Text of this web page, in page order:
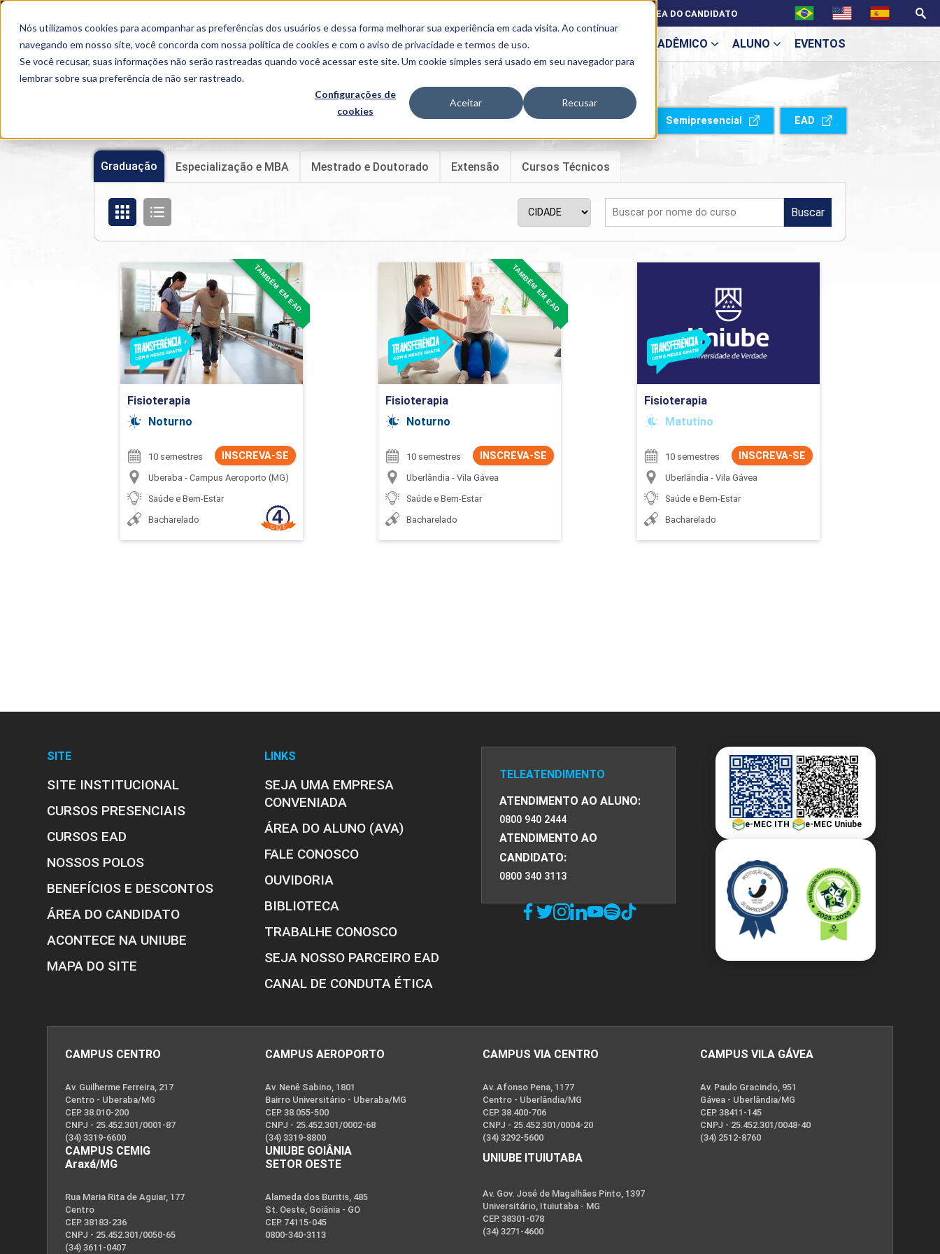
Nós utilizamos cookies para acompanhar as preferências dos usuários e dessa forma melhorar sua experiência em cada visita. Ao continuar
navegando em nosso site, você concorda com nossa política de cookies e com o aviso deprivacidade e termos de uso.
Se você recusar, suas informações não serão rastreadas quando você acessar este site. Um cookie simples será usado em seu navegador para
lembrar sobre sua preferência de não ser rastreado.
Configurações de
cookies
Aceitar Recusar
SEMIPRESENCIAL PRESENCIAL EAD BENEFÍCIOS ACADÊMICO
Acadêmicos
PROEST
PAE
Programas de
Pesquisa e
MPHU
ALUNO EVENTOS
ÁREA DO CANDIDATO
Semipresencial EAD
Graduação Especialização e MBA Mestrado e Doutorado Extensão Cursos Técnicos
Buscar
Fisioterapia
Noturno
TAMBÉM EM EAD
INSCREVA-SE
10 semestres
Uberaba - Campus Aeroporto (MG)
Saúde e Bem-Estar
Bacharelado
Fisioterapia
Detalhes do curso
Ir para Inscrição
Fisioterapia
Noturno
TAMBÉM EM EAD
INSCREVA-SE
10 semestres
Uberlândia - Vila Gávea
Saúde e Bem-Estar
Bacharelado
Fisioterapia
Detalhes do curso
Ir para Inscrição
Fisioterapia
Matutino
INSCREVA-SE
10 semestres
Uberlândia - Vila Gávea
Saúde e Bem-Estar
Bacharelado
Detalhes do curso
Ir para Inscrição
SITE
SITE INSTITUCIONAL
CURSOS PRESENCIAIS
CURSOS EAD
NOSSOS POLOS
BENEFÍCIOS E DESCONTOS
ÁREA DO CANDIDATO
ACONTECE NA UNIUBE
MAPA DO SITE
LINKS
SEJA UMA EMPRESA
CONVENIADA
ÁREA DO ALUNO (AVA)
FALE CONOSCO
OUVIDORIA
BIBLIOTECA
TRABALHE CONOSCO
SEJA NOSSO PARCEIRO EAD
CANAL DE CONDUTA ÉTICA
TELEATENDIMENTO
ATENDIMENTO AO ALUNO:
0800 940 2444
ATENDIMENTO AO
CANDIDATO:
0800 340 3113
e-MEC ITH e-MEC Uniube
CAMPUS CENTRO
Av. Guilherme Ferreira, 217
Centro - Uberaba/MG
CEP. 38.010-200
CNPJ - 25.452.301/0001-87
(34) 3319-6600
CAMPUS CEMIG
Araxá/MG
Rua Maria Rita de Aguiar, 177
Centro
CEP. 38183-236
CNPJ - 25.452.301/0050-65
(34) 3611-0407
CAMPUS AEROPORTO
Av. Nenê Sabino, 1801
Bairro Universitário - Uberaba/MG
CEP. 38.055-500
CNPJ - 25.452.301/0002-68
(34) 3319-8800
UNIUBE GOIÂNIA
SETOR OESTE
Alameda dos Buritis, 485
St. Oeste, Goiânia - GO
CEP. 74115-045
0800-340-3113
CAMPUS VIA CENTRO
Av. Afonso Pena, 1177
Centro - Uberlândia/MG
CEP. 38.400-706
CNPJ - 25.452.301/0004-20
(34) 3292-5600
UNIUBE ITUIUTABA
Av. Gov. José de Magalhães Pinto, 1397
Universitário, Ituiutaba - MG
CEP. 38301-078
(34) 3271-4600
CAMPUS VILA GÁVEA
Av. Paulo Gracindo, 951
Gávea - Uberlândia/MG
CEP. 38411-145
CNPJ - 25.452.301/0048-40
(34) 2512-8760